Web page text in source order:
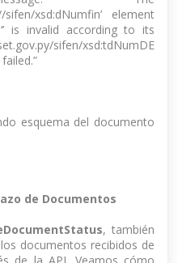
sifen/xsd:dNumfin’ element
is invalid according to its
sifen/xsd:tdNumDE
esquema del documento
de Documentos
, también
documentos recibidos de
de la API. Veamos cómo